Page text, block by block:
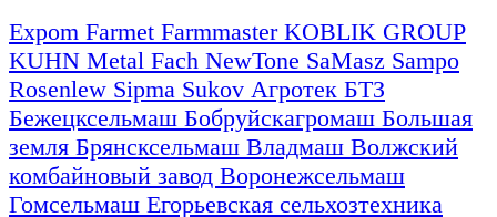
Expom Farmet Farmmaster KOBLIK GROUP
KUHN Metal Fach NewTone SaMasz Sampo
Rosenlew Sipma Sukov Агротек БТЗ
Бежецксельмаш Бобруйскагромаш Большая
земля Брянсксельмаш Владмаш Волжский
комбайновый завод Воронежсельмаш
Гомсельмаш Егорьевская сельхозтехника